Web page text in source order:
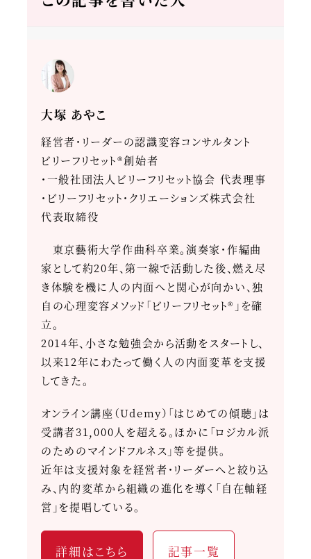
大塚 あやこ
経営者・リーダーの認識変容コンサルタント
ビリーフリセット®創始者
・一般社団法人ビリーフリセット協会 代表理事
・ビリーフリセット・クリエーションズ株式会社
代表取締役
東京藝術大学作曲科卒業。演奏家・作編曲
家として約20年、第一線で活動した後、燃え尽
き体験を機に人の内面へと関心が向かい、独
自の心理変容メソッド「ビリーフリセット®」を確
立。
2014年、小さな勉強会から活動をスタートし、
以来12年にわたって働く人の内面変革を支援
してきた。
オンライン講座（Udemy）「はじめての傾聴」は
受講者31,000人を超える。ほかに「ロジカル派
のためのマインドフルネス」等を提供。
近年は支援対象を経営者・リーダーへと絞り込
み、内的変革から組織の進化を導く「自在軸経
営」を提唱している。
詳細はこちら 記事一覧